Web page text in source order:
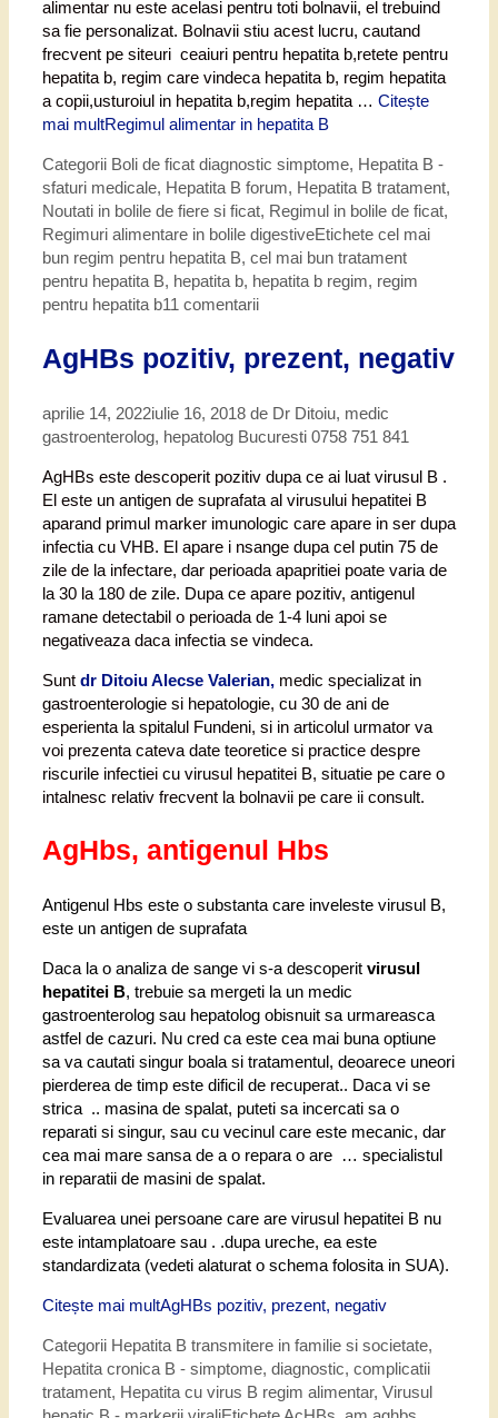
alimentar nu este acelasi pentru toti bolnavii, el trebuind
sa fie personalizat. Bolnavii stiu acest lucru, cautand
frecvent pe siteuri ceaiuri pentru hepatita b,retete pentru
hepatita b, regim care vindeca hepatita b, regim hepatita
a copii,usturoiul in hepatita b,regim hepatita … Citește
mai multRegimul alimentar in hepatita B
Categorii Boli de ficat diagnostic simptome, Hepatita B -
sfaturi medicale, Hepatita B forum, Hepatita B tratament,
Noutati in bolile de fiere si ficat, Regimul in bolile de ficat,
Regimuri alimentare in bolile digestiveEtichete cel mai
bun regim pentru hepatita B, cel mai bun tratament
pentru hepatita B, hepatita b, hepatita b regim, regim
pentru hepatita b11 comentarii
AgHBs pozitiv, prezent, negativ
aprilie 14, 2022iulie 16, 2018 de Dr Ditoiu, medic
gastroenterolog, hepatolog Bucuresti 0758 751 841
AgHBs este descoperit pozitiv dupa ce ai luat virusul B .
El este un antigen de suprafata al virusului hepatitei B
aparand primul marker imunologic care apare in ser dupa
infectia cu VHB. El apare i nsange dupa cel putin 75 de
zile de la infectare, dar perioada apapritiei poate varia de
la 30 la 180 de zile. Dupa ce apare pozitiv, antigenul
ramane detectabil o perioada de 1-4 luni apoi se
negativeaza daca infectia se vindeca.
Sunt dr Ditoiu Alecse Valerian, medic specializat in
gastroenterologie si hepatologie, cu 30 de ani de
esperienta la spitalul Fundeni, si in articolul urmator va
voi prezenta cateva date teoretice si practice despre
riscurile infectiei cu virusul hepatitei B, situatie pe care o
intalnesc relativ frecvent la bolnavii pe care ii consult.
AgHbs, antigenul Hbs
Antigenul Hbs este o substanta care inveleste virusul B,
este un antigen de suprafata
Daca la o analiza de sange vi s-a descoperit virusul
hepatitei B, trebuie sa mergeti la un medic
gastroenterolog sau hepatolog obisnuit sa urmareasca
astfel de cazuri. Nu cred ca este cea mai buna optiune
sa va cautati singur boala si tratamentul, deoarece uneori
pierderea de timp este dificil de recuperat.. Daca vi se
strica .. masina de spalat, puteti sa incercati sa o
reparati si singur, sau cu vecinul care este mecanic, dar
cea mai mare sansa de a o repara o are … specialistul
in reparatii de masini de spalat.
Evaluarea unei persoane care are virusul hepatitei B nu
este intamplatoare sau . .dupa ureche, ea este
standardizata (vedeti alaturat o schema folosita in SUA).
Citește mai multAgHBs pozitiv, prezent, negativ
Categorii Hepatita B transmitere in familie si societate,
Hepatita cronica B - simptome, diagnostic, complicatii
tratament, Hepatita cu virus B regim alimentar, Virusul